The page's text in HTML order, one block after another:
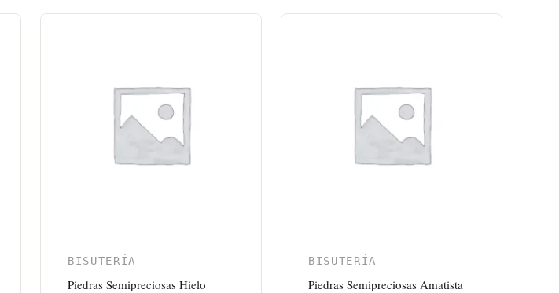
BISUTERÍA
Piedras Semipreciosas Hielo
BISUTERÍA
Piedras Semipreciosas Amatista